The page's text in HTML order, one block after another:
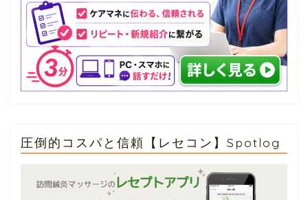
圧倒的コスパと信頼【レセコン】Spotlog